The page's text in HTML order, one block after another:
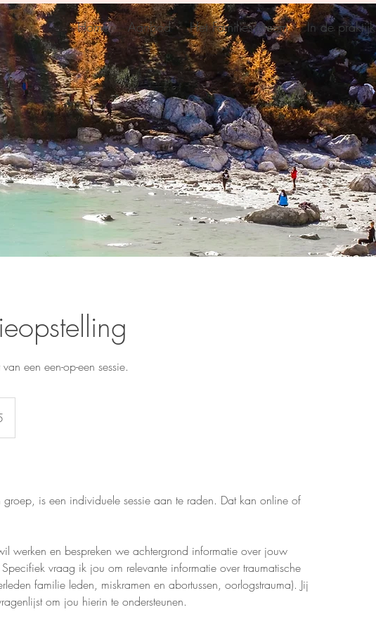
een een-op-een sessie.
is een individuele sessie aan te raden. Dat kan online of
werken en bespreken we achtergrond informatie over jouw
vraag ik jou om relevante informatie over traumatische
familie leden, miskramen en abortussen, oorlogstrauma). Jij
om jou hierin te ondersteunen.
Home Aanbod Het Familiesysteem In de praktijk